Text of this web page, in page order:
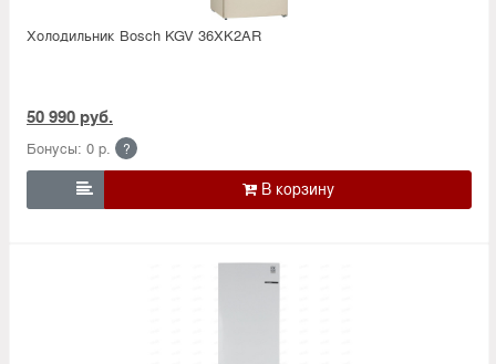
Холодильник Bosсh KGV 36XK2AR
50 990 руб.
Бонусы: 0 р. ?
